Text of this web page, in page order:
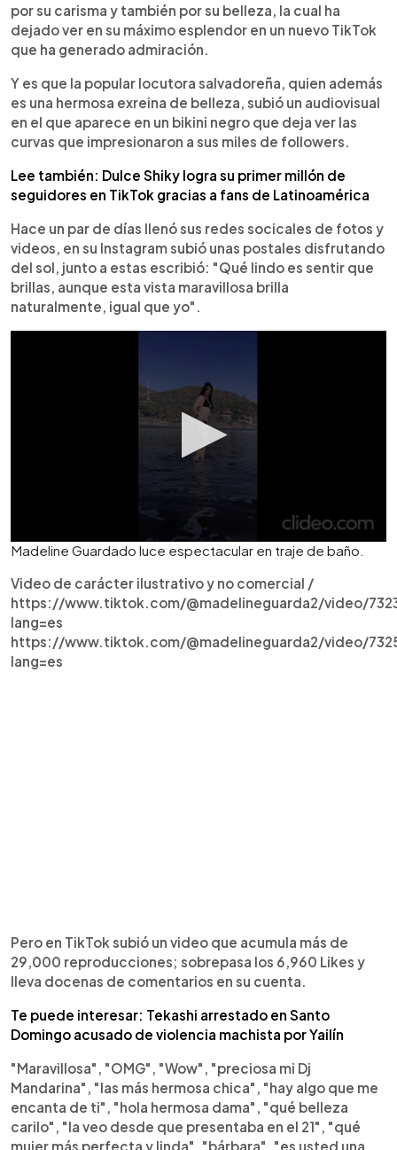
por su carisma y también por su belleza, la cual ha
dejado ver en su máximo esplendor en un nuevo TikTok
que ha generado admiración.
Y es que la popular locutora salvadoreña, quien además
es una hermosa exreina de belleza, subió un audiovisual
en el que aparece en un bikini negro que deja ver las
curvas que impresionaron a sus miles de followers.
Lee también: Dulce Shiky logra su primer millón de
seguidores en TikTok gracias a fans de Latinoamérica
Hace un par de días llenó sus redes socicales de fotos y
videos, en su Instagram subió unas postales disfrutando
del sol, junto a estas escribió: "Qué lindo es sentir que
brillas, aunque esta vista maravillosa brilla
naturalmente, igual que yo".
Madeline Guardado luce espectacular en traje de baño.
Video de carácter ilustrativo y no comercial /
https://www.tiktok.com/@madelineguarda2/video/
lang=es
https://www.tiktok.com/@madelineguarda2/video/
lang=es
Pero en TikTok subió un video que acumula más de
29,000 reproducciones; sobrepasa los 6,960 Likes y
lleva docenas de comentarios en su cuenta.
Te puede interesar: Tekashi arrestado en Santo
Domingo acusado de violencia machista por Yailín
"Maravillosa", "OMG", "Wow", "preciosa mi Dj
Mandarina", "las más hermosa chica", "hay algo que me
encanta de ti", "hola hermosa dama", "qué belleza
carilo", "la veo desde que presentaba en el 21", "qué
mujer más perfecta y linda", "bárbara", "es usted una